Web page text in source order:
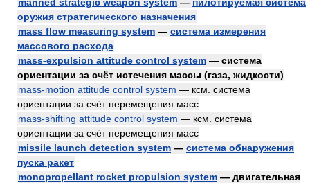
оружия стратегического назначения
mass flow measuring system — система измерения
массового расхода
mass-expulsion attitude control system — система
ориентации за счёт истечения массы (газа, жидкости)
mass-motion attitude control system — ксм. система
ориентации за счёт перемещения масс
mass-shifting attitude control system — ксм. система
ориентации за счёт перемещения масс
missile launch detection system — система обнаружения
пуска ракет
monopropellant rocket propulsion system — двигательная